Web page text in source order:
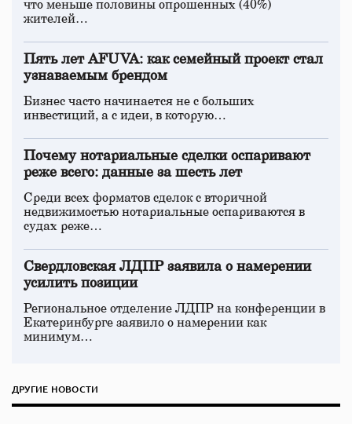
что меньше половины опрошенных (40%)
жителей…
Пять лет AFUVA: как семейный проект стал
узнаваемым брендом
Бизнес часто начинается не с больших
инвестиций, а с идеи, в которую…
Почему нотариальные сделки оспаривают
реже всего: данные за шесть лет
Среди всех форматов сделок с вторичной
недвижимостью нотариальные оспариваются в
судах реже…
Свердловская ЛДПР заявила о намерении
усилить позиции
Региональное отделение ЛДПР на конференции в
Екатеринбурге заявило о намерении как
минимум…
ДРУГИЕ НОВОСТИ